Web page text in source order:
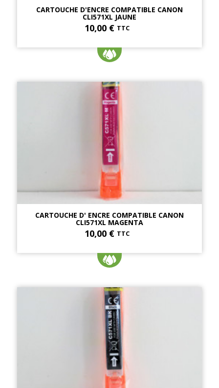
CARTOUCHE D'ENCRE COMPATIBLE CANON
CLI571XL JAUNE
10,00 € TTC
CARTOUCHE D' ENCRE COMPATIBLE CANON
CLI571XL MAGENTA
10,00 € TTC